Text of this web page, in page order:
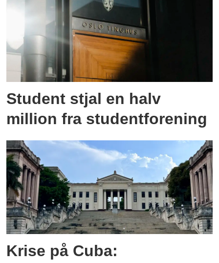
Student stjal en halv
million fra studentforening
Krise på Cuba: